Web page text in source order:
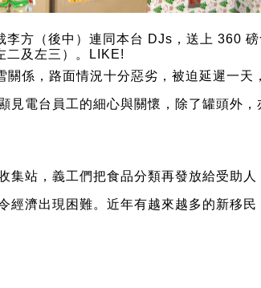
李方（後中）連同本台 DJs，送上 360
二及左三）。LIKE!
係，路面情況十分惡劣，被迫延遲一
電台員工的細心與關懷，除了罐頭外
集站，義工們把食品分類再發放給受助人
濟出現困難。近年有越來越多的新移民